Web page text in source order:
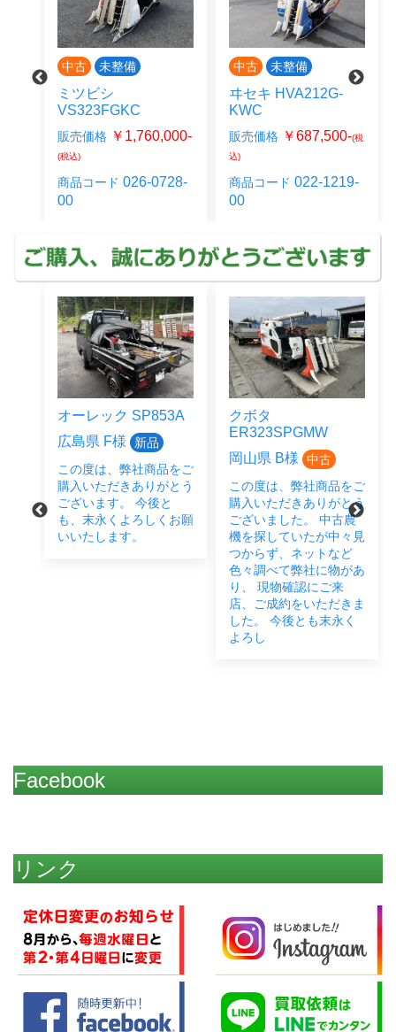
中古 未整備
ヰセキ HVA212G-
KWC
販売価格 ￥687,500-
(税
商品コード022-1219-
中古 整備中
クボタ ER211G
(税込)
00
クボタ
ER323SPGMW
この度は、弊社商品をご
購入いただきありがとう
ございました。 中古農
機を探していたが中々見
クボタ
JB14BSMAGRS12J
広島県 M様 中古
この度は、弊社商品をご
購入いただきありがとう
ございました。 畑作業
に欠かせないということ
で、JB14・うねたて機
とご成約いただきまし
た。 お近くですので、
お困りごとなどございま
したらいつでもご連絡く
だ
Facebook
リンク